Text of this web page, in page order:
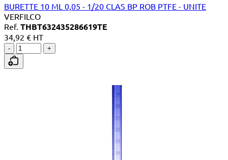
BURETTE 10 ML 0,05 - 1/20 CLAS BP ROB PTFE - UNITE
VERFILCO
Ref. THBT632435286619TE
34,92 € HT
- +